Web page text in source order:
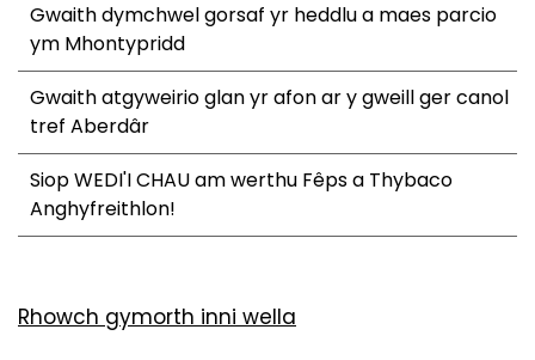
Gwaith dymchwel gorsaf yr heddlu a maes parcio
ym Mhontypridd
Gwaith atgyweirio glan yr afon ar y gweill ger canol
tref Aberdâr
Siop WEDI'I CHAU am werthu Fêps a Thybaco
Anghyfreithlon!
Rhowch gymorth inni wella